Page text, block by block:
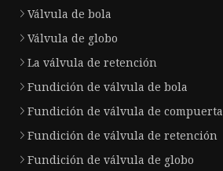
Válvula de bola
Válvula de globo
La válvula de retención
Fundición de válvula de bola
Fundición de válvula de compuerta
Fundición de válvula de retención
Fundición de válvula de globo